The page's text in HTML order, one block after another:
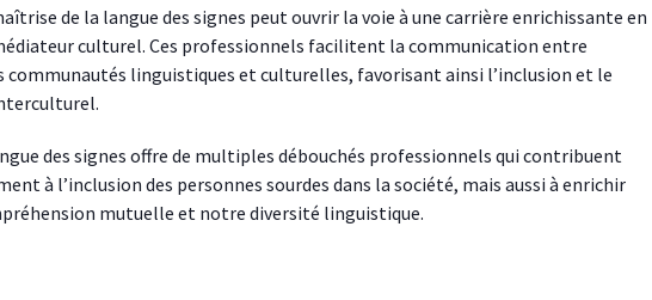
de la langue des signes peut ouvrir la voie à une carrière enrichissante en
culturel. Ces professionnels facilitent la communication entre
communautés linguistiques et culturelles, favorisant ainsi l’inclusion et le
des signes offre de multiples débouchés professionnels qui contribuent
à l’inclusion des personnes sourdes dans la société, mais aussi à enrichir
mutuelle et notre diversité linguistique.